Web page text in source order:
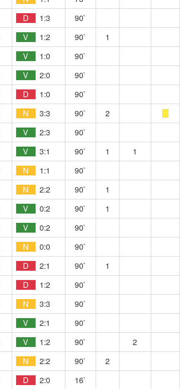
D 1:3
90`
V 1:2 90`
1
V 1:0
90`
V 2:0
90`
D 1:0
90`
N 3:3 90`
2
V 2:3
90`
V 3:1 90` 1
1
N 1:1
90`
N 2:2 90`
1
V 0:2 90`
1
V 0:2
90`
N 0:0
90`
D 2:1 90`
1
D 1:2
90`
N 3:3
90`
V 2:1
90`
V 1:2 90`
2
N 2:2 90`
2
D 2:0
16`